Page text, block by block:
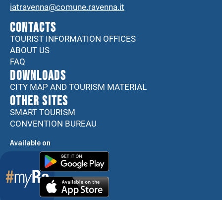
iatravenna@comune.ravenna.it
CONTACTS
TOURIST INFORMATION OFFICES
ABOUT US
FAQ
DOWNLOADS
CITY MAP AND TOURISM MATERIAL
Other sites
SMART TOURISM
CONVENTION BUREAU
Available on